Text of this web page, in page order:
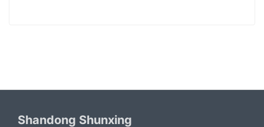
Shandong Shunxing